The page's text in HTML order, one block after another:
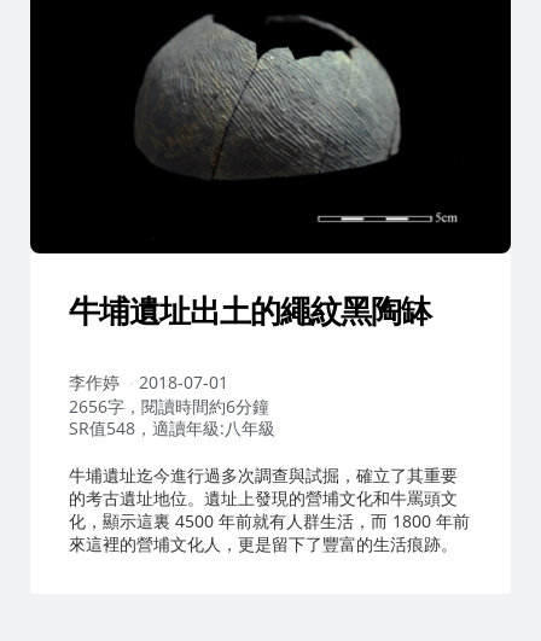
牛埔遺址出土的繩紋黑陶缽
作
者：
李作婷
2018-07-01
2656字，閱讀時間約6分鐘
SR值548，適讀年級:八年級
牛埔遺址迄今進行過多次調查與試掘，確立了其重要
的考古遺址地位。遺址上發現的營埔文化和牛罵頭文
化，顯示這裏 4500 年前就有人群生活，而 1800 年前
來這裡的營埔文化人，更是留下了豐富的生活痕跡。